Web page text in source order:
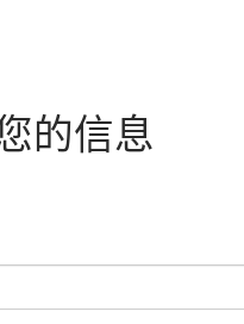
的信息